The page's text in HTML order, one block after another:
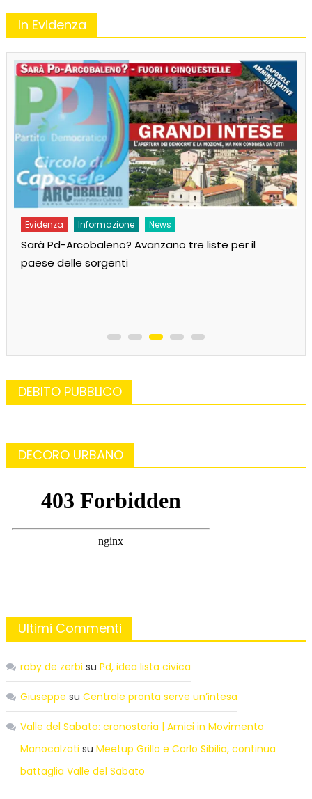
In Evidenza
Evidenza Informazione News
Sarà Pd-Arcobaleno? Avanzano tre liste per il
paese delle sorgenti
DEBITO PUBBLICO
DECORO URBANO
Ultimi Commenti
roby de zerbi su Pd, idea lista civica
Giuseppe su Centrale pronta serve un’intesa
Valle del Sabato: cronostoria | Amici in Movimento
Manocalzati su Meetup Grillo e Carlo Sibilia, continua
battaglia Valle del Sabato